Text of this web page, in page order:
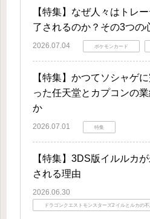
【特集】なぜ人々はトレ
了されるのか？その3つの
2026.07.04 ポケモンカード
【特集】かつてソシャゲ
った任天堂とカプコンの
か
2026.07.01 特集
【特集】3DS版イルルカ
される理由
2026.06.30
ドラゴンクエストモンスターズ2 イルとルカの